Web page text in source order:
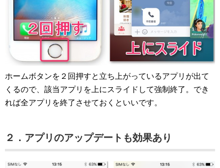
ホームボタンを２回押すと立ち上がっているアプリが出て
くるので、該当アプリを上にスライドして強制終了。でき
れば全アプリを終了させておくといいです。
２．アプリのアップデートも効果あり